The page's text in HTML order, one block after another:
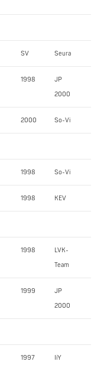
SV Seura
1998
JP
2000
2000 So-Vi
1998 So-Vi
1998 KEV
1998
LVK-
Team
1999
JP
2000
1997 IiY